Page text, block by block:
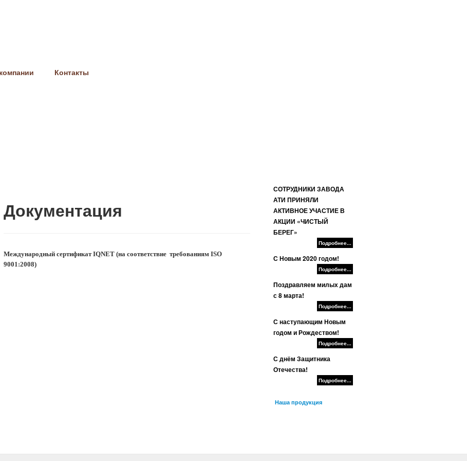
Контакты
СОТРУДНИКИ ЗАВОДА
АТИ ПРИНЯЛИ
АКТИВНОЕ УЧАСТИЕ В
АКЦИИ «ЧИСТЫЙ
БЕРЕГ»
Подробнее...
С Новым 2020 годом!
Подробнее...
Поздравляем милых дам
с 8 марта!
Подробнее...
С наступающим Новым
годом и Рождеством!
Подробнее...
С днём Защитника
Отечества!
Подробнее...
Наша продукция
Документация
Международный сертификатIQNET (на соответствие требованиям ISO
9001:2008)